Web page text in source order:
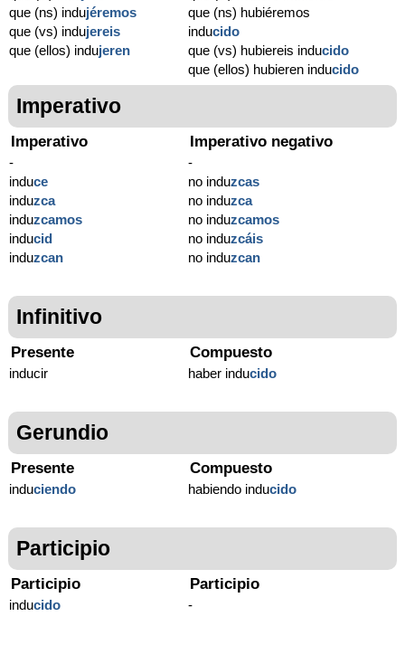
que (ns) indujéremos
que (vs) indujereis
que (ellos) indujeren
que (ns) hubiéremos
inducido
que (vs) hubiereis inducido
que (ellos) hubieren inducido
Imperativo
Imperativo
-
induce
induzca
induzcamos
inducid
induzcan
Imperativo negativo
-
no induzcas
no induzca
no induzcamos
no induzcáis
no induzcan
Infinitivo
Presente
inducir
Compuesto
haber inducido
Gerundio
Presente
induciendo
Compuesto
habiendo inducido
Participio
Participio
inducido
Participio
-